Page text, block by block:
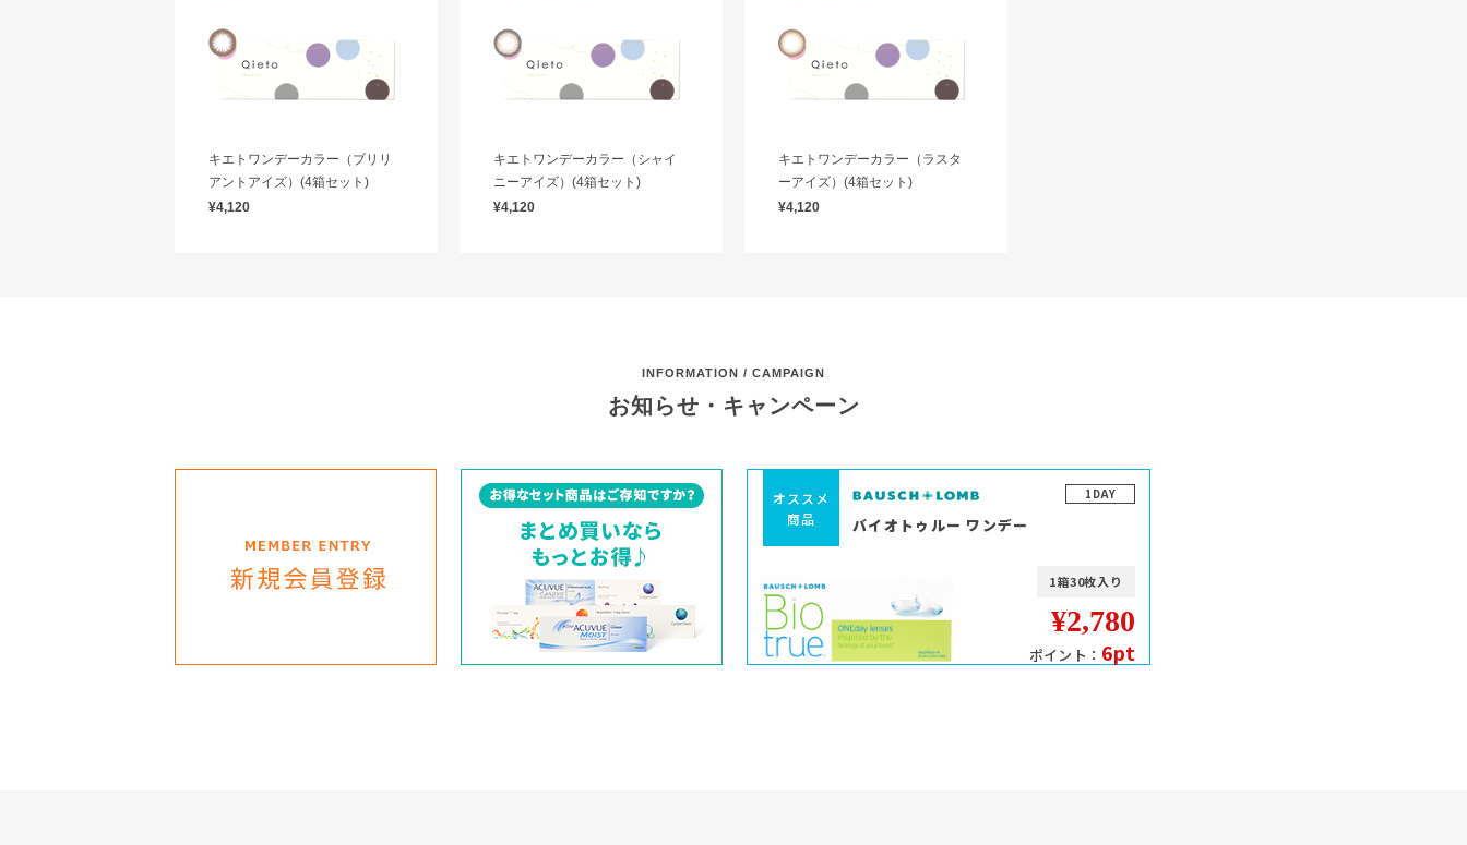
キエトワンデーカラー（ブリリ
アントアイズ）(4箱セット)
¥4,120
キエトワンデーカラー（シャイ
ニーアイズ）(4箱セット)
¥4,120
キエトワンデーカラー（ラスタ
ーアイズ）(4箱セット)
¥4,120
INFORMATION / CAMPAIGN
お知らせ・キャンペーン
1DAY
オススメ
商品
バイオトゥルー ワンデー
1箱30枚入り
¥2,780
ポイント： 6pt